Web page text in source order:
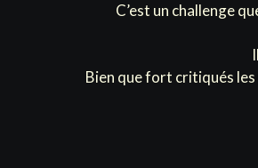
C’est un challenge
Bien que fort critiqués les